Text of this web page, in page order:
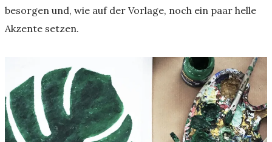
besorgen und, wie auf der Vorlage, noch ein paar helle
Akzente setzen.